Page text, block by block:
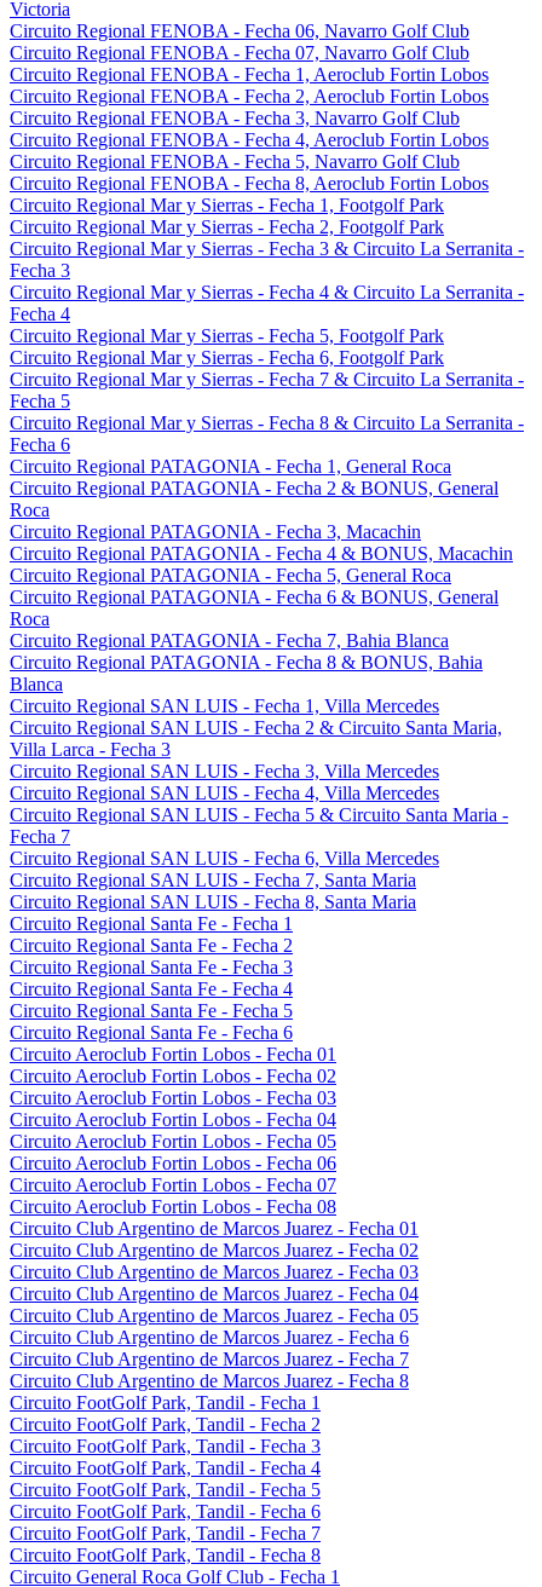
Victoria
Circuito Regional FENOBA - Fecha 06, Navarro Golf Club
Circuito Regional FENOBA - Fecha 07, Navarro Golf Club
Circuito Regional FENOBA - Fecha 1, Aeroclub Fortin Lobos
Circuito Regional FENOBA - Fecha 2, Aeroclub Fortin Lobos
Circuito Regional FENOBA - Fecha 3, Navarro Golf Club
Circuito Regional FENOBA - Fecha 4, Aeroclub Fortin Lobos
Circuito Regional FENOBA - Fecha 5, Navarro Golf Club
Circuito Regional FENOBA - Fecha 8, Aeroclub Fortin Lobos
Circuito Regional Mar y Sierras - Fecha 1, Footgolf Park
Circuito Regional Mar y Sierras - Fecha 2, Footgolf Park
Circuito Regional Mar y Sierras - Fecha 3 & Circuito La Serranita -
Fecha 3
Circuito Regional Mar y Sierras - Fecha 4 & Circuito La Serranita -
Fecha 4
Circuito Regional Mar y Sierras - Fecha 5, Footgolf Park
Circuito Regional Mar y Sierras - Fecha 6, Footgolf Park
Circuito Regional Mar y Sierras - Fecha 7 & Circuito La Serranita -
Fecha 5
Circuito Regional Mar y Sierras - Fecha 8 & Circuito La Serranita -
Fecha 6
Circuito Regional PATAGONIA - Fecha 1, General Roca
Circuito Regional PATAGONIA - Fecha 2 & BONUS, General
Roca
Circuito Regional PATAGONIA - Fecha 3, Macachin
Circuito Regional PATAGONIA - Fecha 4 & BONUS, Macachin
Circuito Regional PATAGONIA - Fecha 5, General Roca
Circuito Regional PATAGONIA - Fecha 6 & BONUS, General
Roca
Circuito Regional PATAGONIA - Fecha 7, Bahia Blanca
Circuito Regional PATAGONIA - Fecha 8 & BONUS, Bahia
Blanca
Circuito Regional SAN LUIS - Fecha 1, Villa Mercedes
Circuito Regional SAN LUIS - Fecha 2 & Circuito Santa Maria,
Villa Larca - Fecha 3
Circuito Regional SAN LUIS - Fecha 3, Villa Mercedes
Circuito Regional SAN LUIS - Fecha 4, Villa Mercedes
Circuito Regional SAN LUIS - Fecha 5 & Circuito Santa Maria -
Fecha 7
Circuito Regional SAN LUIS - Fecha 6, Villa Mercedes
Circuito Regional SAN LUIS - Fecha 7, Santa Maria
Circuito Regional SAN LUIS - Fecha 8, Santa Maria
Circuito Regional Santa Fe - Fecha 1
Circuito Regional Santa Fe - Fecha 2
Circuito Regional Santa Fe - Fecha 3
Circuito Regional Santa Fe - Fecha 4
Circuito Regional Santa Fe - Fecha 5
Circuito Regional Santa Fe - Fecha 6
Circuito Aeroclub Fortin Lobos - Fecha 01
Circuito Aeroclub Fortin Lobos - Fecha 02
Circuito Aeroclub Fortin Lobos - Fecha 03
Circuito Aeroclub Fortin Lobos - Fecha 04
Circuito Aeroclub Fortin Lobos - Fecha 05
Circuito Aeroclub Fortin Lobos - Fecha 06
Circuito Aeroclub Fortin Lobos - Fecha 07
Circuito Aeroclub Fortin Lobos - Fecha 08
Circuito Club Argentino de Marcos Juarez - Fecha 01
Circuito Club Argentino de Marcos Juarez - Fecha 02
Circuito Club Argentino de Marcos Juarez - Fecha 03
Circuito Club Argentino de Marcos Juarez - Fecha 04
Circuito Club Argentino de Marcos Juarez - Fecha 05
Circuito Club Argentino de Marcos Juarez - Fecha 6
Circuito Club Argentino de Marcos Juarez - Fecha 7
Circuito Club Argentino de Marcos Juarez - Fecha 8
Circuito FootGolf Park, Tandil - Fecha 1
Circuito FootGolf Park, Tandil - Fecha 2
Circuito FootGolf Park, Tandil - Fecha 3
Circuito FootGolf Park, Tandil - Fecha 4
Circuito FootGolf Park, Tandil - Fecha 5
Circuito FootGolf Park, Tandil - Fecha 6
Circuito FootGolf Park, Tandil - Fecha 7
Circuito FootGolf Park, Tandil - Fecha 8
Circuito General Roca Golf Club - Fecha 1